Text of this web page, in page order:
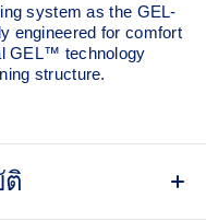
system as the GEL-
engineered for comfort
GEL™ technology
structure.